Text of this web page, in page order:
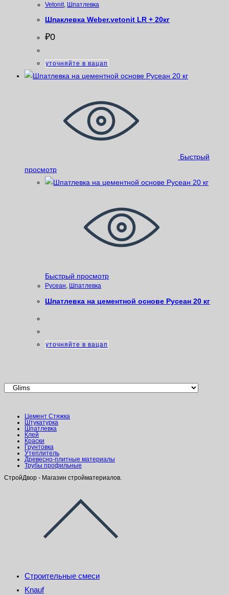
Vetonit Шпатлевка
Шпаклевка Weber.vetonit LR + 20кг
₽0
уточняйте в вацап
Быстрый
просмотр
Быстрый просмотр
Русеан, Шпатлевка
Шпатлевка на цементной основе Русеан 20 кг
уточняйте в вацап
Цемент Стяжка
Штукатурка
Шпатлевка
Клей
Краски
Грунтовка
Утеплитель
Древесно-плитные материалы
Трубы профильные
СтройДвор - Магазин стройматериалов.
Строительные смеси
Knauf